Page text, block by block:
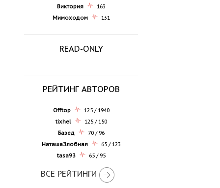
Виктория
163
Мимоходом
131
READ-ONLY
РЕЙТИНГ АВТОРОВ
Offtop
125 / 1940
tixhel
125 / 150
Базед
70 / 96
НаташаЗлобная
65 / 123
tasa93
65 / 95
ВСЕ РЕЙТИНГИ